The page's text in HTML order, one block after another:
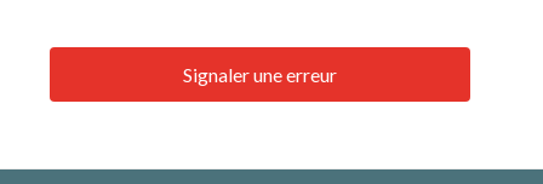
Signaler une erreur